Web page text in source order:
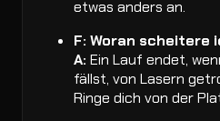
etwas anders an.
F: Woran scheitere
A: Ein Lauf endet,
fällst, von Lasern
Ringe dich von der